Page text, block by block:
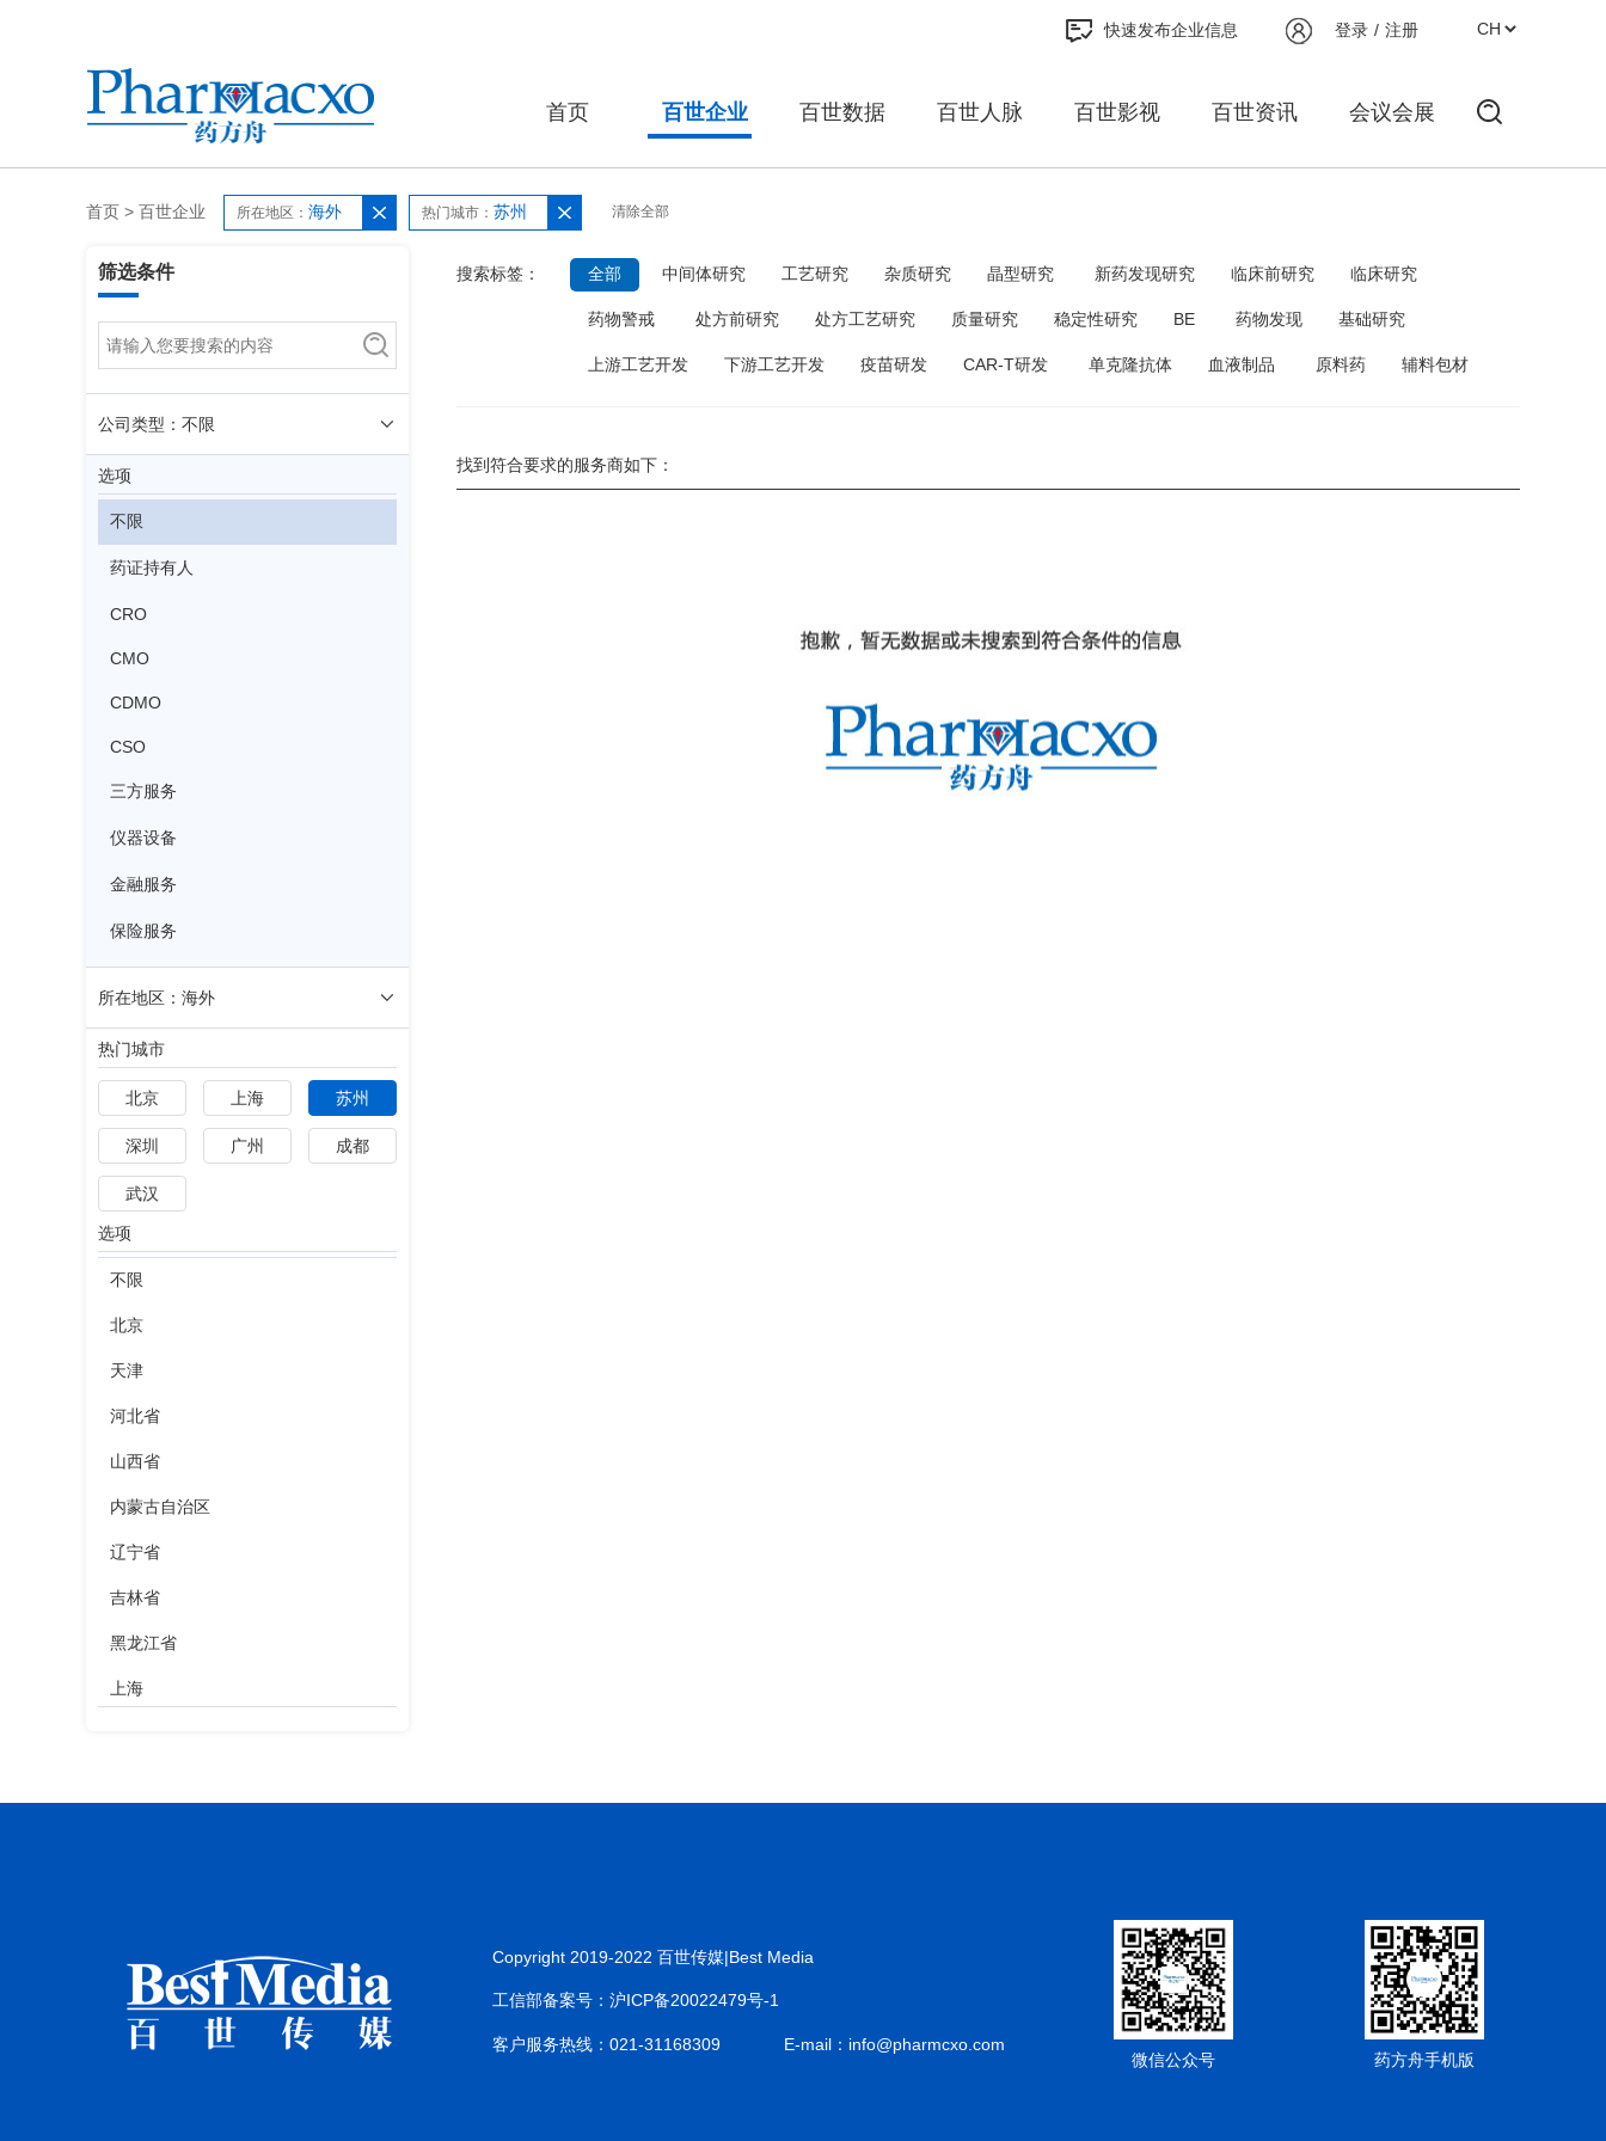
登录 / 注册
快速发布企业信息
首页 百世企业 百世数据 百世人脉 百世影视 百世资讯 会议会展
首页 > 百世企业 所在地区： 海外 热门城市： 苏州 清除全部
筛选条件
公司类型：不限
选项
不限
药证持有人
CRO
CMO
CDMO
CSO
三方服务
仪器设备
金融服务
保险服务
所在地区：海外
热门城市
北京 上海 苏州
深圳 广州 成都
武汉
选项
不限
北京
天津
河北省
山西省
内蒙古自治区
辽宁省
吉林省
黑龙江省
上海
山东省
河南省
湖北省
搜索标签： 全部 中间体研究 工艺研究 杂质研究 晶型研究 新药发现研究 临床前研究 临床研究
药物警戒 处方前研究 处方工艺研究 质量研究 稳定性研究 BE 药物发现 基础研究
上游工艺开发 下游工艺开发 疫苗研发 CAR-T研发 单克隆抗体 血液制品 原料药 辅料包材
找到符合要求的服务商如下：
Copyright 2019-2022 百世传媒|Best Media
工信部备案号：沪ICP备20022479号-1
客户服务热线：021-31168309
E-mail：info@pharmcxo.com
微信公众号
药方舟手机版